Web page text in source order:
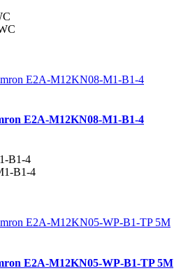
E2A-M12KN08-M1-B1-4
B1-4
B1-4
E2A-M12KN05-WP-B1-TP 5M